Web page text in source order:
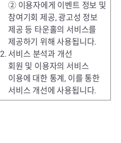
② 이용자에게 이벤트 정보 및
참여기회 제공, 광고성 정보
제공 등 타운홀의 서비스를
제공하기 위해 사용됩니다.
2. 서비스 분석과 개선
회원 및 이용자의 서비스
이용에 대한 통계, 이를 통한
서비스 개선에 사용됩니다.